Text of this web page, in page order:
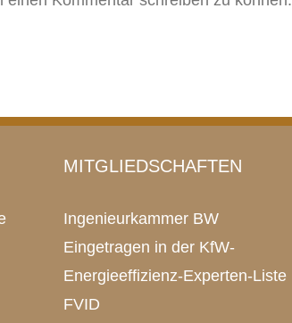
MITGLIEDSCHAFTEN
Ingenieurkammer BW
Eingetragen in der KfW-
Energieeffizienz-Experten-Liste
FVID